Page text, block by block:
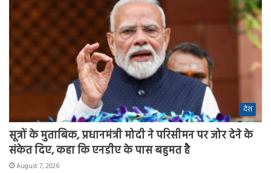
देश
सूत्रों के मुताबिक, प्रधानमंत्री मोदी ने परिसीमन पर जोर देने के
संकेत दिए, कहा कि एनडीए के पास बहुमत है
August 7, 2026